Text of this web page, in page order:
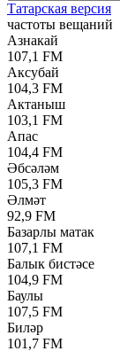
Татарская версия
частоты вещаний
Азнакай
107,1 FM
Аксубай
104,3 FM
Актаныш
103,1 FM
Апас
104,4 FM
Әбсәләм
105,3 FM
Әлмәт
92,9 FM
Базарлы матак
107,1 FM
Балык бистәсе
104,9 FM
Баулы
107,5 FM
Биләр
101,7 FM